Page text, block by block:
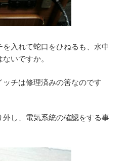
入れて蛇口をひねるも、水中
いですか。
チは修理済みの筈なのです
外し、電気系統の確認をする事